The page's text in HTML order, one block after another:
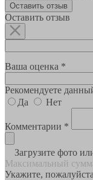
Оставить отзыв
Оставить отзыв
Ваша оценка *
Рекомендуете
Да
Нет
Комментарии *
Загрузите фото
Максимальный
Укажите,